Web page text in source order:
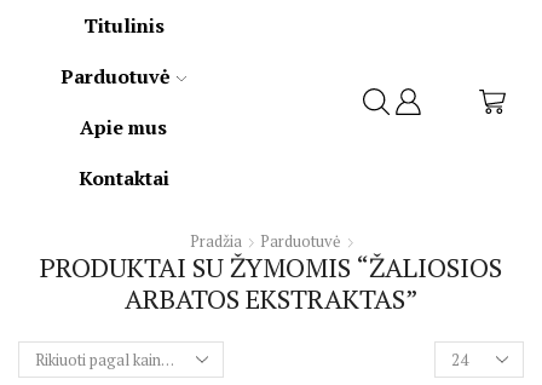
Titulinis
Parduotuvė
Apie mus
Kontaktai
Pradžia Parduotuvė
PRODUKTAI SU ŽYMOMIS “ŽALIOSIOS
ARBATOS EKSTRAKTAS”